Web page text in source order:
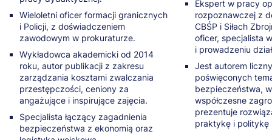
Wieloletni oficer formacji granicznych
i Policji, z doświadczeniem
zawodowym w prokuraturze.
Wykładowca akademicki od 2014
roku, autor publikacji z zakresu
zarządzania kosztami zwalczania
przestępczości, ceniony za
angażujące i inspirujące zajęcia.
Specjalista łączący zagadnienia
bezpieczeństwa z ekonomią oraz
Ekspert w pracy
rozpoznawczej z
CBŚP i Siłach
oficer, specjalista
i prowadzeniu
Jest autorem
poświęconych
bezpieczeństwa,
współczesne
prezentuje
praktykę i politykę